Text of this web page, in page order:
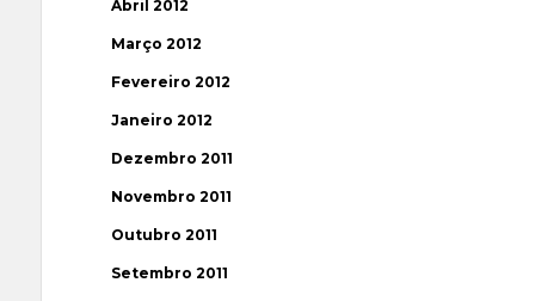
Abril 2012
Março 2012
Fevereiro 2012
Janeiro 2012
Dezembro 2011
Novembro 2011
Outubro 2011
Setembro 2011